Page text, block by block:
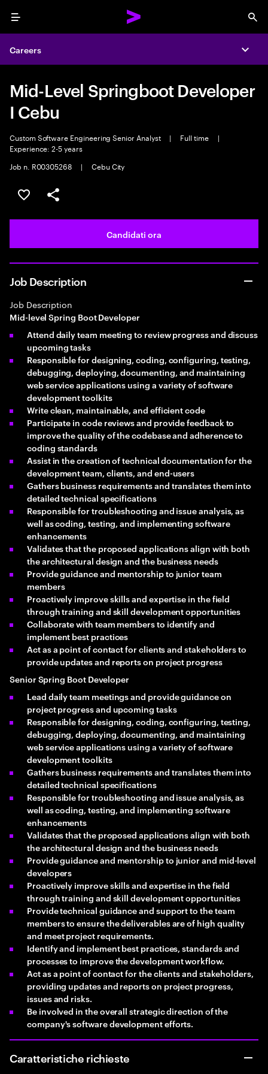
Menu
Careers
Mid-Level Springboot Developer
I Cebu
Custom Software Engineering Senior Analyst | Full time
|
Experience: 2-5 years
Job n. R00305268
| Cebu City
Salva l'annuncio
Condividi l'annuncio
Candidati ora
Job Description
Job Description
Mid-level Spring Boot Developer
Attend daily team meeting to review progress and discuss
upcoming tasks
Responsible for designing, coding, configuring, testing,
debugging, deploying, documenting, and maintaining
web service applications using a variety of software
development toolkits
Write clean, maintainable, and efficient code
Participate in code reviews and provide feedback to
improve the quality of the codebase and adherence to
coding standards
Assist in the creation of technical documentation for the
development team, clients, and end-users
Gathers business requirements and translates them into
detailed technical specifications
Responsible for troubleshooting and issue analysis, as
well as coding, testing, and implementing software
enhancements
Validates that the proposed applications align with both
the architectural design and the business needs
Provide guidance and mentorship to junior team
members
Proactively improve skills and expertise in the field
through training and skill development opportunities
Collaborate with team members to identify and
implement best practices
Act as a point of contact for clients and stakeholders to
provide updates and reports on project progress
Senior Spring Boot Developer
Lead daily team meetings and provide guidance on
project progress and upcoming tasks
Responsible for designing, coding, configuring, testing,
debugging, deploying, documenting, and maintaining
web service applications using a variety of software
development toolkits
Gathers business requirements and translates them into
detailed technical specifications
Responsible for troubleshooting and issue analysis, as
well as coding, testing, and implementing software
enhancements
Validates that the proposed applications align with both
the architectural design and the business needs
Provide guidance and mentorship to junior and mid-level
developers
Proactively improve skills and expertise in the field
through training and skill development opportunities
Provide technical guidance and support to the team
members to ensure the deliverables are of high quality
and meet project requirements.
Identify and implement best practices, standards and
processes to improve the development workflow.
Act as a point of contact for the clients and stakeholders,
providing updates and reports on project progress,
issues and risks.
Be involved in the overall strategic direction of the
company's software development efforts.
Caratteristiche richieste